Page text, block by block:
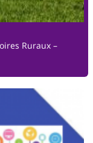
Ruraux –